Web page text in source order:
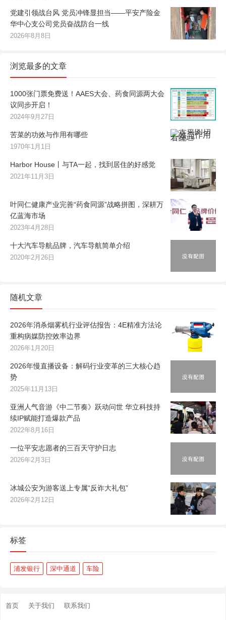
党建引领战台风 党员冲锋显担当——平安产险金
华中心支公司党员奋战防台一线
2026年8月8日
浏览最多的文章
1000张门票免费送！AAES大会、药食同源两大会
议同步开启！
2024年9月27日
苦菜的功效与作用有哪些
1970年1月1日
Harbor House丨与TA一起，找到居住的好感觉
2021年11月3日
叶同仁健康产业完善“药食同源”战略拼图，深耕万
亿蓝海市场
2023年4月28日
十大汽车导航品牌，汽车导航简单介绍
2020年2月26日
随机文章
2026年消杀烟雾机行业评估报告：4E精准方法论
重构病媒防控效率边界
2026年1月20日
2026年慢直播设备：解码行业变革的三大核心趋
势
2025年11月13日
亚洲人气音游《中二节奏》跃动问世 华立科技持
续IP赋能打造爆款产品
2022年8月16日
一位平安志愿者的三百天守护日志
2026年2月3日
冰城公安为游客送上专属“反诈大礼包”
2026年2月12日
标签
浦发银行 深中通道 车险
首页 关于我们 联系我们